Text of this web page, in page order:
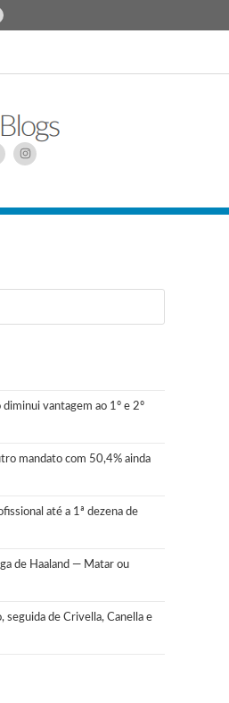
diminui vantagem ao 1º e 2º
mandato com 50,4% ainda
até a 1ª dezena de
de Haaland — Matar ou
seguida de Crivella, Canella e